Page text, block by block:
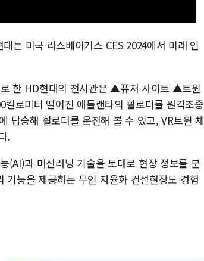
는 미국 라스베이거스 CES 2024에서 미래 인
한 HD현대의 전시관은 ▲퓨처 사이트 ▲트윈
로미터 떨어진 애틀랜타의 휠로더를 원격조종
탑승해 휠로더를 운전해 볼 수 있고, VR트윈 체
.
(AI)과 머신러닝 기술을 토대로 현장 정보를 분
능을 제공하는 무인 자율화 건설현장도 경험